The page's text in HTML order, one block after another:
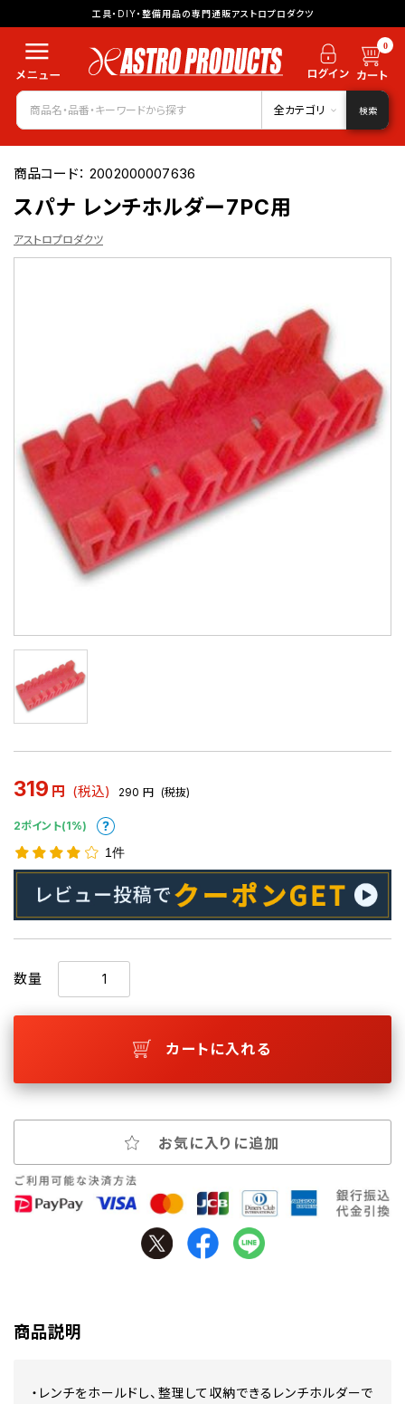
工具・DIY・整備用品の専門通販アストロプロダクツ
0
全カテゴリ 検索
商品コード：2002000007636
スパナ レンチホルダー7PC用
アストロプロダクツ
319 円 (税込) 290 円 (税抜)
2ポイント(1%)
1件
数量
カートに入れる
お気に入りに追加
商品説明
・レンチをホールドし、整理して収納できるレンチホルダーで